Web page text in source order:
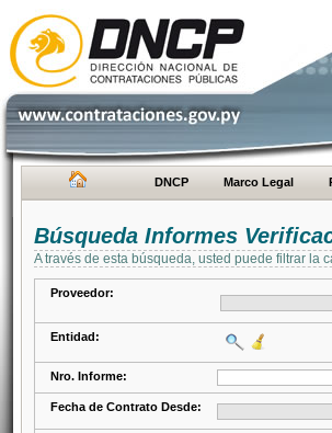
DNCP Marco Legal
Búsqueda Informes
A través de esta búsqueda, usted puede filtrar la
Proveedor:
Entidad:
Nro. Informe:
Fecha de Contrato Desde: